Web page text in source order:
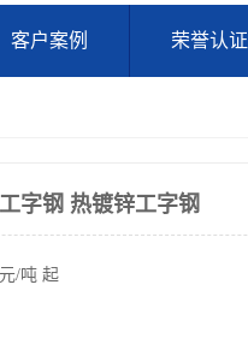
客户案例 荣誉认证
字钢 热镀锌工字钢
元/吨 起